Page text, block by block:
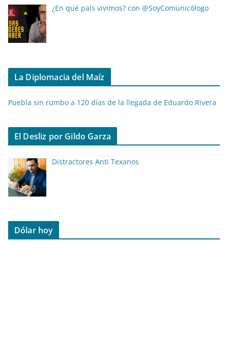
¿En qué país vivimos? con @SoyComunicólogo
La Diplomacia del Maíz
Puebla sin rumbo a 120 días de la llegada de Eduardo Rivera
El Desliz por Gildo Garza
Distractores Anti Texanos
Dólar hoy